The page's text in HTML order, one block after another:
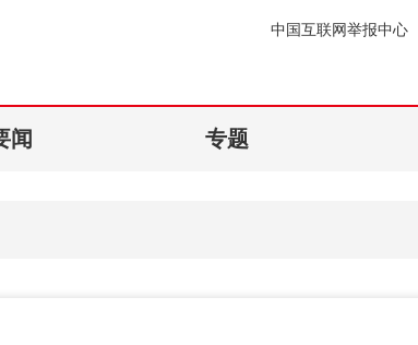
中国互联网举报中心
闻 专题